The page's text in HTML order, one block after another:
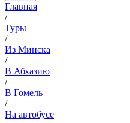
Главная
/
Туры
/
Из Минска
/
В Абхазию
/
В Гомель
/
На автобусе